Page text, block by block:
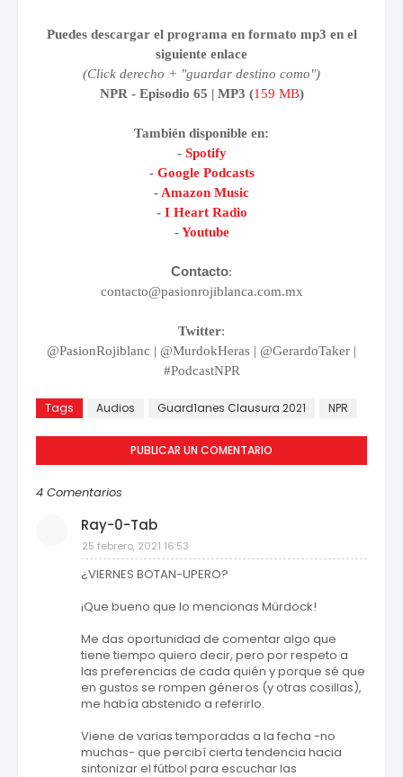
Puedes descargar el programa en formato mp3 en el
siguiente enlace
(Click derecho + "guardar destino como")
NPR - Episodio 65 | MP3 (159 MB)
También disponible en:
- Spotify
- Google Podcasts
-Amazon Music
- I Heart Radio
-Youtube
Contacto:
contacto@pasionrojiblanca.com.mx
Twitter:
@PasionRojiblanc | @MurdokHeras | @GerardoTaker |
#PodcastNPR
Tags Audios Guard1anes Clausura 2021 NPR
PUBLICAR UN COMENTARIO
4 Comentarios
Ray-0-Tab
25 febrero, 2021 16:53
¿VIERNES BOTAN-UPERO?
¡Que bueno que lo mencionas Mürdock!
Me das oportunidad de comentar algo que
tiene tiempo quiero decir, pero por respeto a
las preferencias de cada quién y porque sé que
en gustos se rompen géneros (y otras cosillas),
me había abstenido a referirlo.
Viene de varias temporadas a la fecha -no
muchas- que percibí cierta tendencia hacia
sintonizar el fútbol para escuchar las